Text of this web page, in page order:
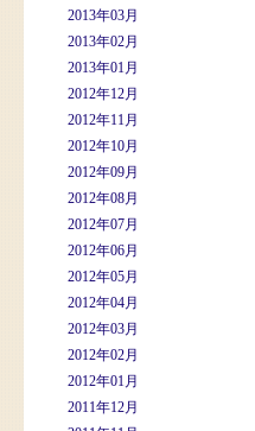
2013年03月
2013年02月
2013年01月
2012年12月
2012年11月
2012年10月
2012年09月
2012年08月
2012年07月
2012年06月
2012年05月
2012年04月
2012年03月
2012年02月
2012年01月
2011年12月